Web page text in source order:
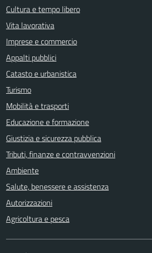
Cultura e tempo libero
Vita lavorativa
Imprese e commercio
Appalti pubblici
Catasto e urbanistica
Turismo
Mobilità e trasporti
Educazione e formazione
Giustizia e sicurezza pubblica
Tributi, finanze e contravvenzioni
Ambiente
Salute, benessere e assistenza
Autorizzazioni
Agricoltura e pesca